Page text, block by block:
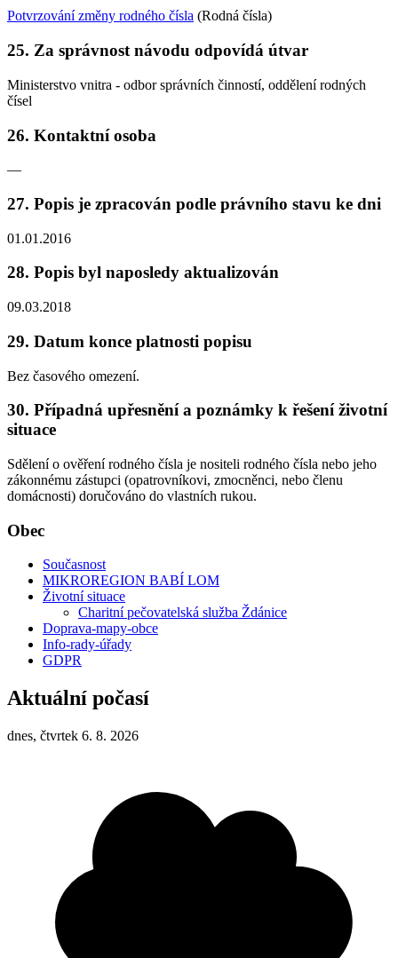
Potvrzování změny rodného čísla (Rodná čísla)
25. Za správnost návodu odpovídá útvar
Ministerstvo vnitra - odbor správních činností, oddělení rodných
čísel
26. Kontaktní osoba
—
27. Popis je zpracován podle právního stavu ke dni
01.01.2016
28. Popis byl naposledy aktualizován
09.03.2018
29. Datum konce platnosti popisu
Bez časového omezení.
30. Případná upřesnění a poznámky k řešení životní
situace
Sdělení o ověření rodného čísla je nositeli rodného čísla nebo jeho
zákonnému zástupci (opatrovníkovi, zmocněnci, nebo členu
domácnosti) doručováno do vlastních rukou.
Obec
Současnost
MIKROREGION BABÍ LOM
Životní situace
Charitní pečovatelská služba Ždánice
Doprava-mapy-obce
Info-rady-úřady
GDPR
Aktuální počasí
dnes, čtvrtek 6. 8. 2026